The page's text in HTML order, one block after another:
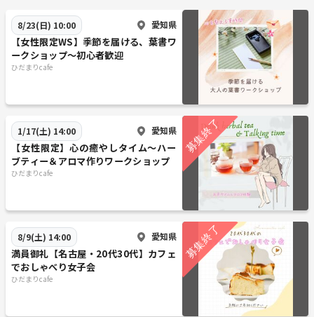
8/23(日) 10:00 愛知県
【女性限定WS】季節を届ける、葉書ワ
ークショップ～初心者歓迎
ひだまりcafe
1/17(土) 14:00 愛知県
【女性限定】心の癒やしタイム〜ハー
ブティー＆アロマ作りワークショップ
ひだまりcafe
8/9(土) 14:00 愛知県
満員御礼【名古屋・20代30代】カフェ
でおしゃべり女子会
ひだまりcafe